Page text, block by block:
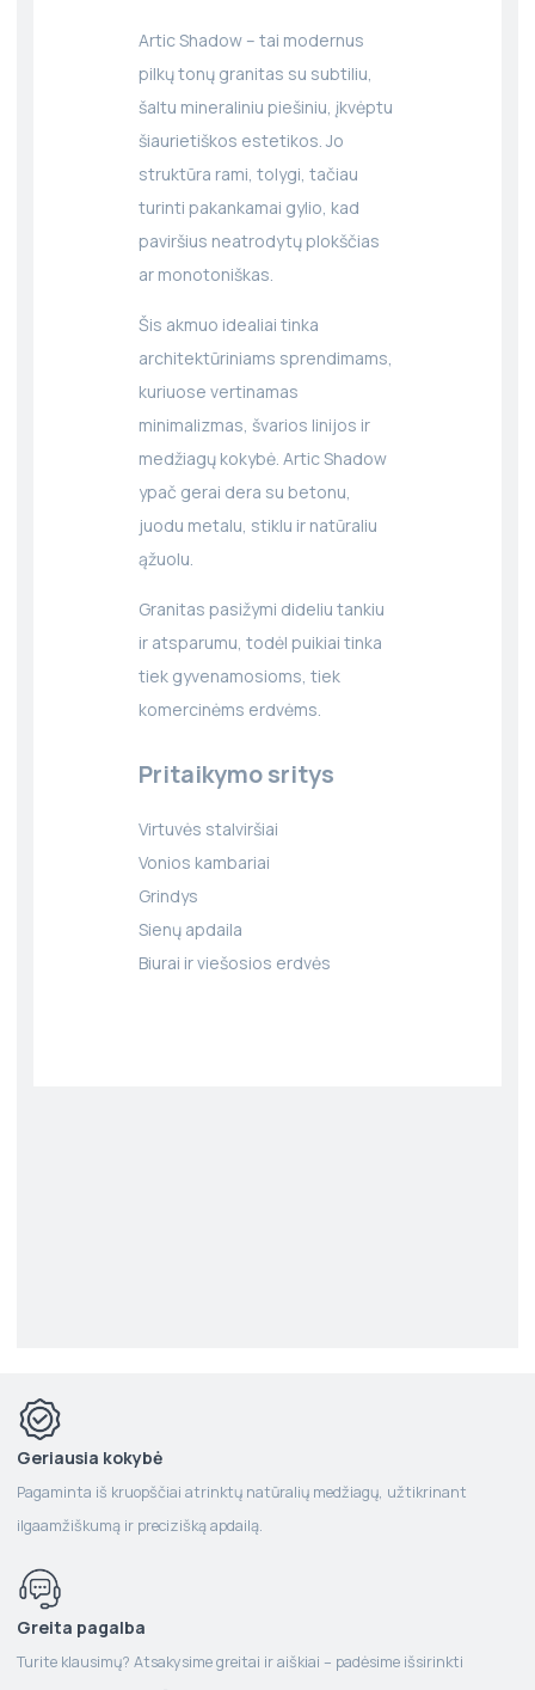
Artic Shadow – tai modernus
pilkų tonų granitas su subtiliu,
šaltu mineraliniu piešiniu, įkvėptu
šiaurietiškos estetikos. Jo
struktūra rami, tolygi, tačiau
turinti pakankamai gylio, kad
paviršius neatrodytų plokščias
ar monotoniškas.
Šis akmuo idealiai tinka
architektūriniams sprendimams,
kuriuose vertinamas
minimalizmas, švarios linijos ir
medžiagų kokybė. Artic Shadow
ypač gerai dera su betonu,
juodu metalu, stiklu ir natūraliu
ąžuolu.
Granitas pasižymi dideliu tankiu
ir atsparumu, todėl puikiai tinka
tiek gyvenamosioms, tiek
komercinėms erdvėms.
Pritaikymo sritys
Virtuvės stalviršiai
Vonios kambariai
Grindys
Sienų apdaila
Biurai ir viešosios erdvės
Geriausia kokybė
Pagaminta iš kruopščiai atrinktų natūralių medžiagų, užtikrinant
ilgaamžiškumą ir precizišką apdailą.
Greita pagalba
Turite klausimų? Atsakysime greitai ir aiškiai – padėsime išsirinkti